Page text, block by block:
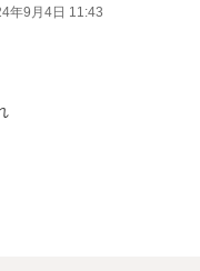
年9月4日 11:43